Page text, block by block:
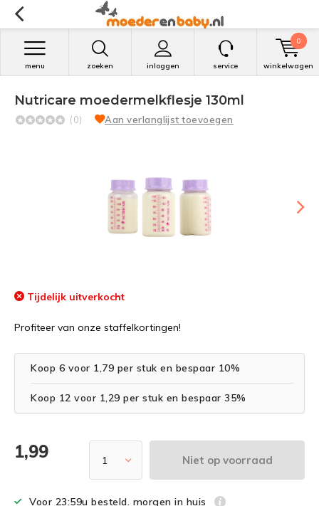
zoeken inloggen
menu service winkelwagen
0
Nutricare moedermelkflesje 130ml
(0) Aan verlanglijst toevoegen
Tijdelijk uitverkocht
Profiteer van onze staffelkortingen!
Koop 6 voor 1,79 per stuk en bespaar 10%
Koop 12 voor 1,29 per stuk en bespaar 35%
1,99 Niet op voorraad
Voor 23:59u besteld. morgen in huis